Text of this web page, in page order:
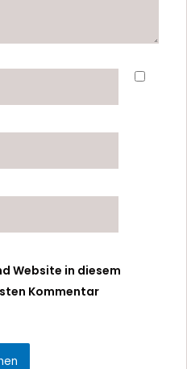
Website in diesem
Kommentar